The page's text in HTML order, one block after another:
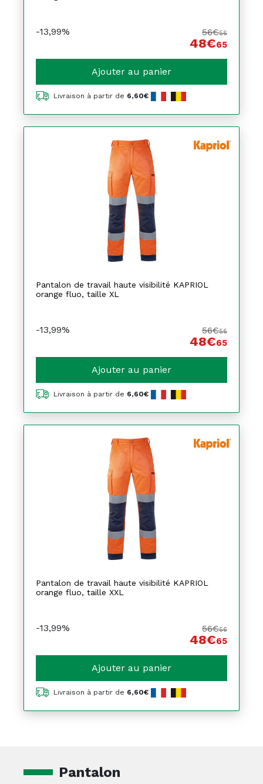
-13,99% 56€56
48€65
Ajouter au panier
Livraison à partir de 6,60€
Pantalon de travail haute visibilité KAPRIOL
orange fluo, taille XL
-13,99% 56€56
48€65
Ajouter au panier
Livraison à partir de 6,60€
Pantalon de travail haute visibilité KAPRIOL
orange fluo, taille XXL
-13,99% 56€56
48€65
Ajouter au panier
Livraison à partir de 6,60€
Pantalon